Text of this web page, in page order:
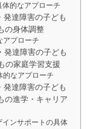
的なアプローチ
達障害の子ども
の身体調整
アプローチ
達障害の子ども
の家庭学習支援
的なアプローチ
達障害の子ども
の進学・キャリア
ンサポートの具体